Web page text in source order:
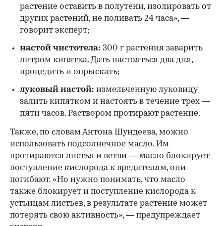
растение оставить в полутени, изолировать от
других растений, не поливать 24 часа», —
говорит эксперт;
настой чистотела: 300 г растения заварить
литром кипятка. Дать настояться два дня,
процедить и опрыскать;
луковый настой: измельченную луковицу
залить кипятком и настоять в течение трех —
пяти часов. Раствором протирают растение.
Также, по словам Антона Шундеева, можно
использовать подсолнечное масло. Им
протираются листья и ветви — масло блокирует
поступление кислорода к вредителям, они
погибают. «Но нужно понимать, что масло
также блокирует и поступление кислорода к
устьицам листьев, в результате растение может
потерять свою активность», — предупреждает